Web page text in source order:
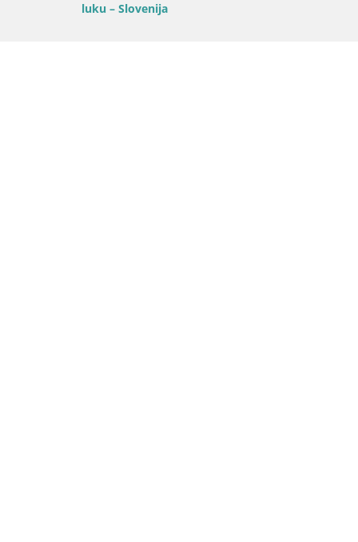
luku – Slovenija